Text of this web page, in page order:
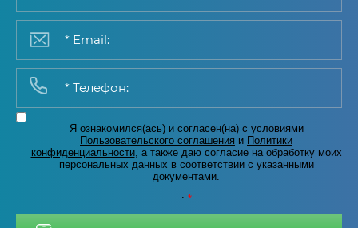
Я ознакомился(ась) и согласен(на) с условиями
Пользовательского соглашения и Политики
конфиденциальности, а также даю согласие на обработку моих
персональных данных в соответствии с указанными
документами.
: *